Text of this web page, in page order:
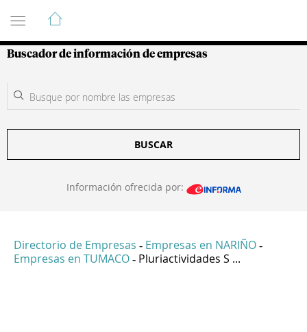
Guía de Empresas Colombianas
Buscador de información de empresas
BUSCAR
Información ofrecida por:
Directorio de Empresas - Empresas en NARIÑO -
Empresas en TUMACO - Pluriactividades S ...